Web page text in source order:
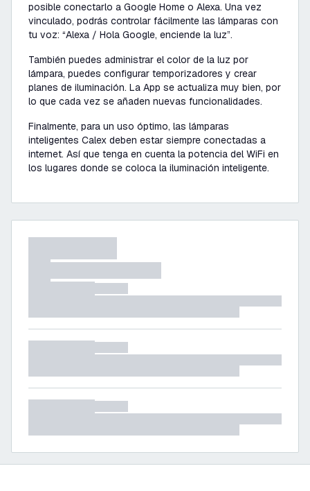
posible conectarlo a Google Home o Alexa. Una vez
vinculado, podrás controlar fácilmente las lámparas con
tu voz: “Alexa / Hola Google, enciende la luz”.
También puedes administrar el color de la luz por
lámpara, puedes configurar temporizadores y crear
planes de iluminación. La App se actualiza muy bien, por
lo que cada vez se añaden nuevas funcionalidades.
Finalmente, para un uso óptimo, las lámparas
inteligentes Calex deben estar siempre conectadas a
internet. Así que tenga en cuenta la potencia del WiFi en
los lugares donde se coloca la iluminación inteligente.